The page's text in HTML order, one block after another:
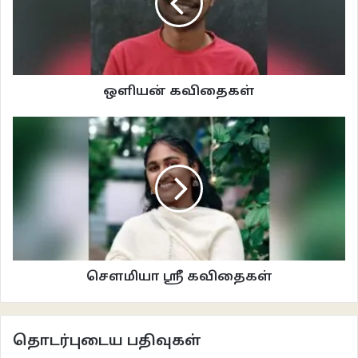
சகல தளவாடங்களுடன்
கோலமயில் மேல் அமர்ந்து
சட்டென நீ பறந்து விட்டாய்
நீயே கதியென்றிருந்த நானோ
சிறகுதிர்ந்த ஈசலென
சிறு வட்டத்தில் சுற்றுகிறேன் தேவி.
ஒளியன் கவிதைகள்
செளமியா ஸ்ரீ கவிதைகள்
தொடர்புடைய பதிவுகள்